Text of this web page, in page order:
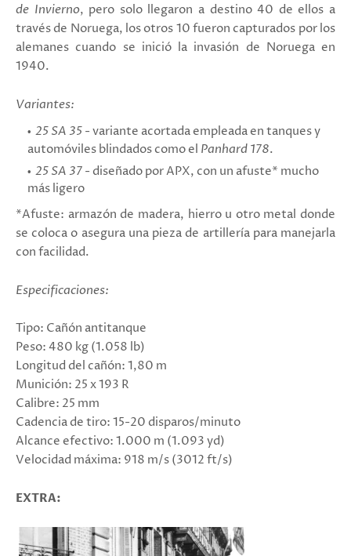
de Invierno, pero solo llegaron a destino 40 de ellos a
través de Noruega, los otros 10 fueron capturados por los
alemanes cuando se inició la invasión de Noruega en
1940.
Variantes:
25 SA 35 - variante acortada empleada en tanques y
automóviles blindados como el Panhard 178.
25 SA 37 - diseñado por APX, con un afuste* mucho
más ligero
*Afuste: armazón de madera, hierro u otro metal donde
se coloca o asegura una pieza de artillería para manejarla
con facilidad.
Especificaciones:
Tipo: Cañón antitanque
Peso: 480 kg (1.058 lb)
Longitud del cañón: 1,80 m
Munición: 25 x 193 R
Calibre: 25 mm
Cadencia de tiro: 15-20 disparos/minuto
Alcance efectivo: 1.000 m (1.093 yd)
Velocidad máxima: 918 m/s (3012 ft/s)
EXTRA: